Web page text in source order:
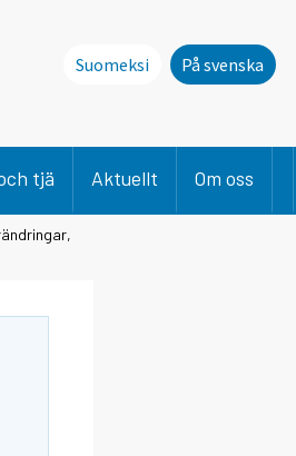
Suomeksi På svenska
tjä Aktuellt Om oss